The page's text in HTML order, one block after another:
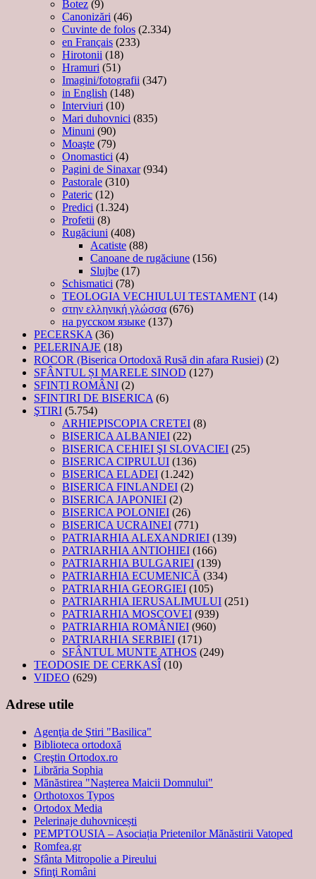
Botez (9)
Canonizări (46)
Cuvinte de folos (2.334)
en Français (233)
Hirotonii (18)
Hramuri (51)
Imagini/fotografii (347)
in English (148)
Interviuri (10)
Mari duhovnici (835)
Minuni (90)
Moaşte (79)
Onomastici (4)
Pagini de Sinaxar(934)
Pastorale (310)
Pateric (12)
Predici (1.324)
Profetii (8)
Rugăciuni (408)
Acatiste (88)
Canoane de rugăciune (156)
Slujbe (17)
Schismatici (78)
TEOLOGIA VECHIULUI TESTAMENT (14)
στην ελληνική γλώσσα (676)
на русском языке (137)
PECERSKA (36)
PELERINAJE (18)
ROCOR (Biserica Ortodoxă Rusă din afara Rusiei) (2)
SFÂNTUL ȘI MARELE SINOD (127)
SFINȚI ROMÂNI (2)
SFINTIRI DE BISERICA (6)
ŞTIRI (5.754)
ARHIEPISCOPIA CRETEI (8)
BISERICA ALBANIEI (22)
BISERICA CEHIEI ŞI SLOVACIEI (25)
BISERICA CIPRULUI (136)
BISERICA ELADEI (1.242)
BISERICA FINLANDEI (2)
BISERICA JAPONIEI (2)
BISERICA POLONIEI (26)
BISERICA UCRAINEI (771)
PATRIARHIA ALEXANDRIEI (139)
PATRIARHIA ANTIOHIEI (166)
PATRIARHIA BULGARIEI (139)
PATRIARHIA ECUMENICĂ (334)
PATRIARHIA GEORGIEI (105)
PATRIARHIA IERUSALIMULUI (251)
PATRIARHIA MOSCOVEI (939)
PATRIARHIA ROMÂNIEI (960)
PATRIARHIA SERBIEI (171)
SFÂNTUL MUNTE ATHOS (249)
TEODOSIE DE CERKASÎ (10)
VIDEO (629)
Adrese utile
Agenţia de Ştiri "Basilica"
Biblioteca ortodoxă
Creştin Ortodox.ro
Librăria Sophia
Mănăstirea "Naşterea Maicii Domnului"
Orthotoxos Typos
Ortodox Media
Pelerinaje duhovnicești
PEMPTOUSIA – Asociația Prietenilor Mănăstirii Vatoped
Romfea.gr
Sfânta Mitropolie a Pireului
Sfinţi Români